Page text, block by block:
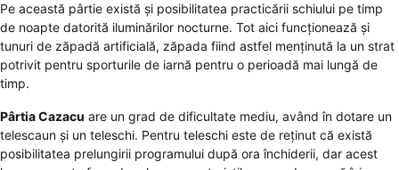
Pe această pârtie există și posibilitatea practicării schiului pe timp
de noapte datorită iluminărilor nocturne. Tot aici funcționează și
tunuri de zăpadă artificială, zăpada fiind astfel menținută la un strat
potrivit pentru sporturile de iarnă pentru o perioadă mai lungă de
timp.
Pârtia Cazacu are un grad de dificultate mediu, având în dotare un
telescaun și un teleschi. Pentru teleschi este de reținut că există
posibilitatea prelungirii programului după ora închiderii, dar acest